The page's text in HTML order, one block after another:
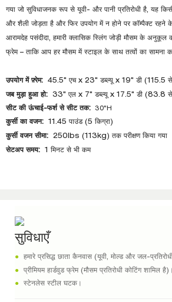
गया जो सुविधाजनक रूप से यूवी- और पानी प्रतिरोधी है, यह
और शैली जोड़ता है और फिर उपयोग में न होने पर कॉम्पैक्ट रहने
आरामदेह पसंदीदा, हमारी क्लासिक स्लिंग जोड़ी मौसम के अनुकूल
फ्रेम – ताकि आप हर मौसम में स्टाइल के साथ तत्वों का सामना
उपयोग में फ़्रेम:
45.5" एच x 23" डब्ल्यू x 19" डी (115.5
जब मुड़ा हुआ हो:
33" एल x 7" डब्ल्यू x 17.5" डी (83.8
सीट की ऊंचाई-फर्श से सीट तक:
30"H
कुर्सी का वजन:
11.45 पाउंड (5 किग्रा)
कुर्सी वजन सीमा:
250lbs (113kg) तक परीक्षण किया गया
सेटअप समय:
1 मिनट से भी कम
सुविधाएँ
●
हमारे प्रसिद्ध छाता कैनवास (यूवी, मोल्ड और जल-
●
प्रीमियम हार्डवुड फ्रेम (मौसम प्रतिरोधी कोटिंग शामिल है)।
●
स्टेनलेस स्टील घटक।